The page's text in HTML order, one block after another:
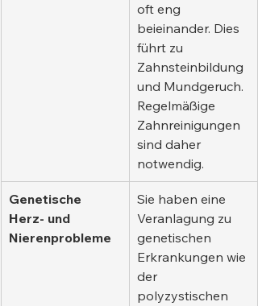
oft eng
beieinander. Dies
führt zu
Zahnsteinbildung
und Mundgeruch.
Regelmäßige
Zahnreinigungen
sind daher
notwendig.
Genetische
Herz- und
Nierenprobleme
Sie haben eine
Veranlagung zu
genetischen
Erkrankungen wie
der
polyzystischen